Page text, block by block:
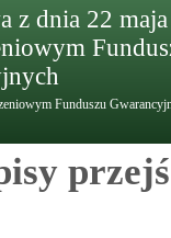
dnia 22
Funduszu